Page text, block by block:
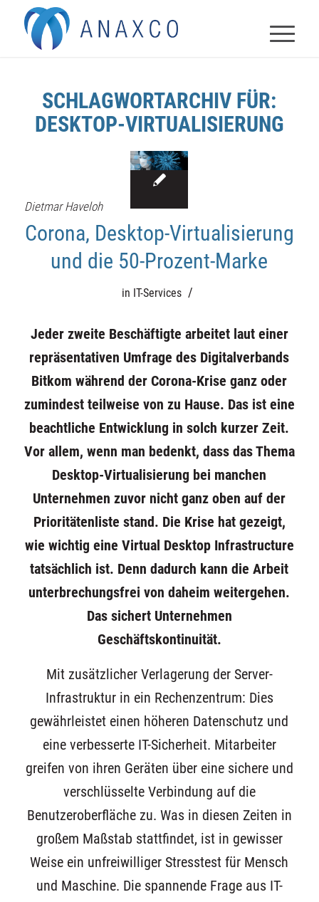
SCHLAGWORTARCHIV FÜR:
DESKTOP-VIRTUALISIERUNG
Dietmar Haveloh
Corona, Desktop-Virtualisierung
und die 50-Prozent-Marke
in IT-Services /
Jeder zweite Beschäftigte arbeitet laut einer
repräsentativen Umfrage des Digitalverbands
Bitkom während der Corona-Krise ganz oder
zumindest teilweise von zu Hause. Das ist eine
beachtliche Entwicklung in solch kurzer Zeit.
Vor allem, wenn man bedenkt, dass das Thema
Desktop-Virtualisierung bei manchen
Unternehmen zuvor nicht ganz oben auf der
Prioritätenliste stand. Die Krise hat gezeigt,
wie wichtig eine Virtual Desktop Infrastructure
tatsächlich ist. Denn dadurch kann die Arbeit
unterbrechungsfrei von daheim weitergehen.
Das sichert Unternehmen
Geschäftskontinuität.
Mit zusätzlicher Verlagerung der Server-
Infrastruktur in ein Rechenzentrum: Dies
gewährleistet einen höheren Datenschutz und
eine verbesserte IT-Sicherheit. Mitarbeiter
greifen von ihren Geräten über eine sichere und
verschlüsselte Verbindung auf die
Benutzeroberfläche zu. Was in diesen Zeiten in
großem Maßstab stattfindet, ist in gewisser
Weise ein unfreiwilliger Stresstest für Mensch
und Maschine. Die spannende Frage aus IT-